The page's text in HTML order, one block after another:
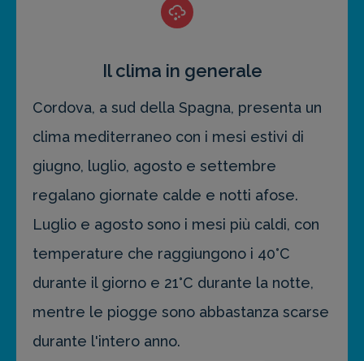
Il clima in generale
Cordova, a sud della Spagna, presenta un
clima mediterraneo con i mesi estivi di
giugno, luglio, agosto e settembre
regalano giornate calde e notti afose.
Luglio e agosto sono i mesi più caldi, con
temperature che raggiungono i 40°C
durante il giorno e 21°C durante la notte,
mentre le piogge sono abbastanza scarse
durante l'intero anno.